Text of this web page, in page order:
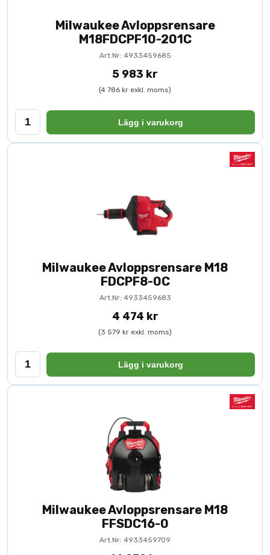
Milwaukee Avloppsrensare
M18FDCPF10-201C
Art.Nr: 4933459685
5 983 kr
(4 786 kr exkl. moms)
Lägg i varukorg
Milwaukee Avloppsrensare M18
FDCPF8-0C
Art.Nr: 4933459683
4 474 kr
(3 579 kr exkl. moms)
Lägg i varukorg
Milwaukee Avloppsrensare M18
FFSDC16-0
Art.Nr: 4933459709